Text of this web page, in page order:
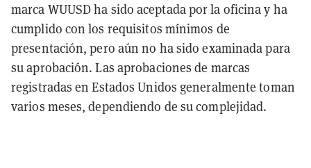
marca WUUSD ha sido aceptada por la oficina y ha
cumplido con los requisitos mínimos de
presentación, pero aún no ha sido examinada para
su aprobación. Las aprobaciones de marcas
registradas en Estados Unidos generalmente toman
varios meses, dependiendo de su complejidad.